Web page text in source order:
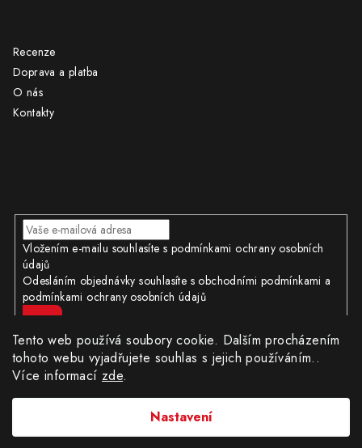
Tento web používá soubory cookie. Dalším procházením
tohoto webu vyjadřujete souhlas s jejich používáním..
Více informacízde.
Nastavení
Recenze
Doprava a platba
O nás
Kontakty
Vložením e-mailu souhlasíte s podmínkami ochrany osobních
údajů
Odesláním objednávky souhlasíte s obchodními podmínkami a
podmínkami ochrany osobních údajů
se
Obchodní podmínky|Ochrana osobních údajů
Dědinská 896/19, Praha 16100.